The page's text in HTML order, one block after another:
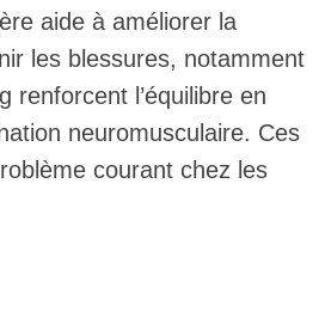
aide à améliorer la
les blessures, notamment
renforcent l’équilibre en
neuromusculaire. Ces
courant chez les